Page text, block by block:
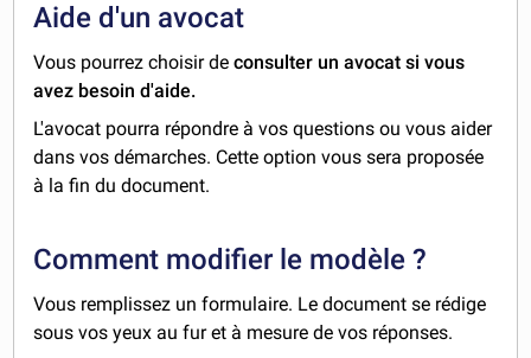
Aide d'un avocat
Vous pourrez choisir deconsulter un avocat si vous
avez besoin d'aide.
L'avocat pourra répondre à vos questions ou vous aider
dans vos démarches. Cette option vous sera proposée
à la fin du document.
Comment modifier le modèle ?
Vous remplissez un formulaire. Le document se rédige
sous vos yeux au fur et à mesure de vos réponses.